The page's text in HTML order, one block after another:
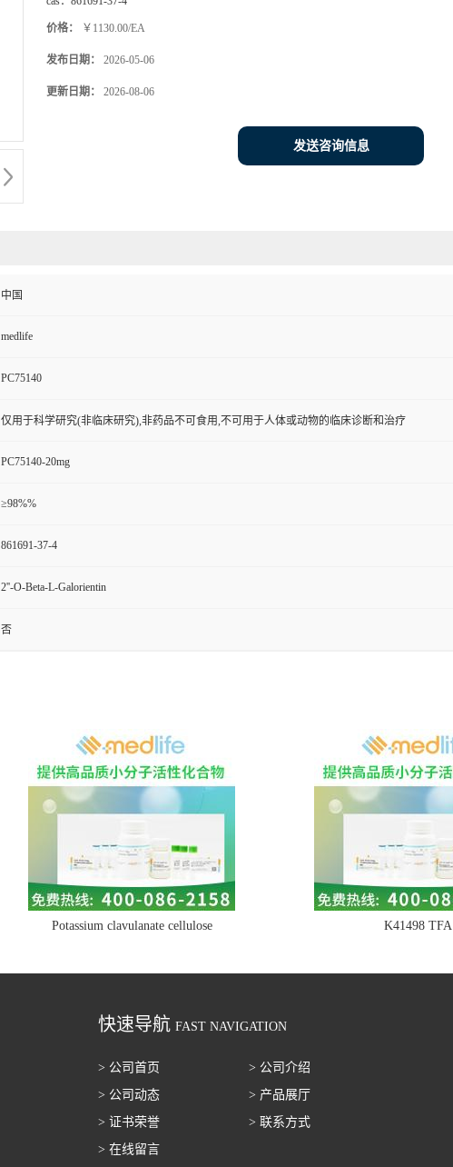
价格： ￥1130.00/EA
发布日期： 2026-05-06
更新日期： 2026-08-06
发送咨询信息
中国
medlife
PC75140
仅用于科学研究(非临床研究),非药品不可食用,不可用于人体或动物的临床诊断和治疗
PC75140-20mg
≥98%%
861691-37-4
2''-O-Beta-L-Galorientin
否
Potassium clavulanate cellulose K41498 TFA
快速导航 FAST NAVIGATION
> 公司首页
> 公司介绍
> 公司动态
> 产品展厅
> 证书荣誉
> 联系方式
> 在线留言